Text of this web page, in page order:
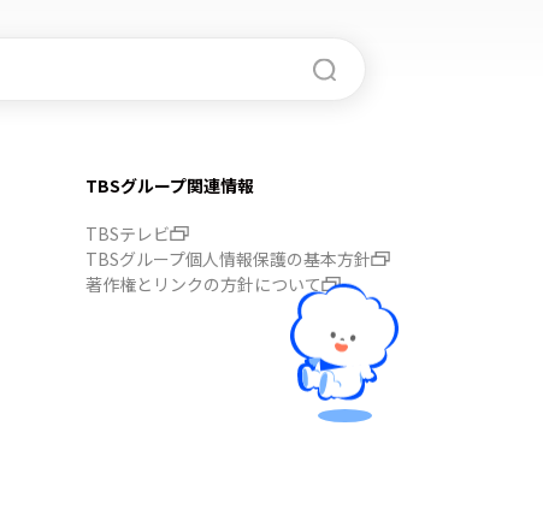
TBSグループ関連情報
TBSテレビ
TBSグループ個人情報保護の基本方針
著作権とリンクの方針について